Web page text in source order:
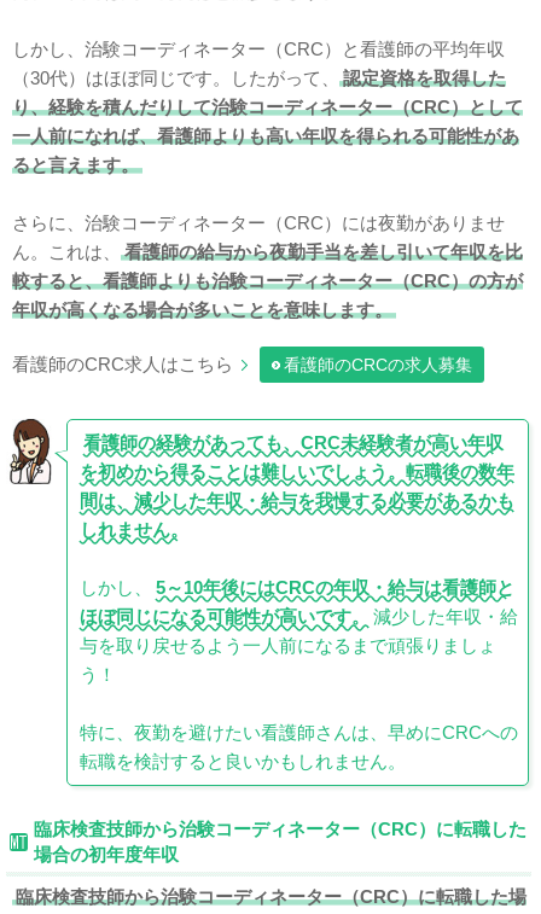
しかし、治験コーディネーター（CRC）と看護師の平均年収
（30代）はほぼ同じです。したがって、
認定資格を取得した
り、経験を積んだりして治験コーディネーター（CRC）として
一人前になれば、看護師よりも高い年収を得られる可能性があ
ると言えます。
さらに、治験コーディネーター（CRC）には夜勤がありませ
ん。これは、
看護師の給与から夜勤手当を差し引いて年収を比
較すると、看護師よりも治験コーディネーター（CRC）の方が
年収が高くなる場合が多いことを意味します。
看護師のCRC求人はこちら 看護師のCRCの求人募集
看護師の経験があっても、CRC未経験者が高い年収
を初めから得ることは難しいでしょう。転職後の数年
間は、減少した年収・給与を我慢する必要があるかも
しれません。
しかし、
5～10年後にはCRCの年収・給与は看護師と
ほぼ同じになる可能性が高いです。
減少した年収・給
与を取り戻せるよう一人前になるまで頑張りましょ
う！
特に、夜勤を避けたい看護師さんは、早めにCRCへの
転職を検討すると良いかもしれません。
臨床検査技師から治験コーディネーター（CRC）に転職した
場合の初年度年収
臨床検査技師から治験コーディネーター（CRC）に転職した場